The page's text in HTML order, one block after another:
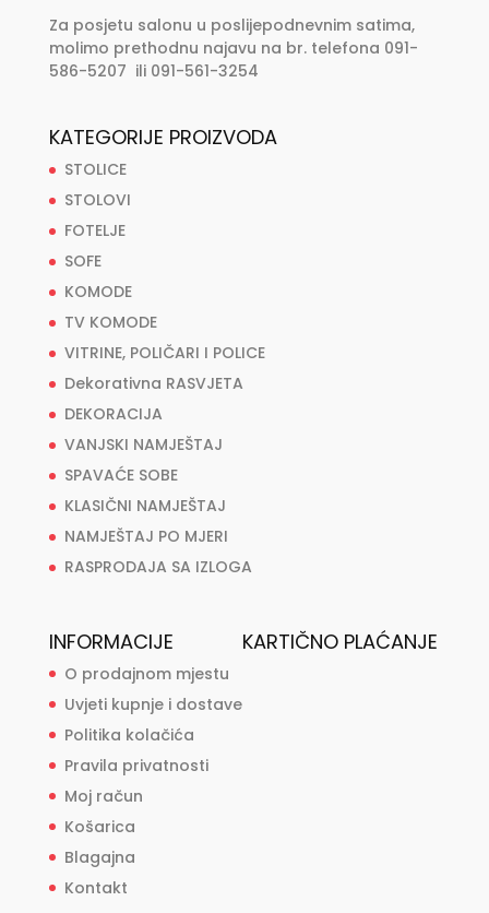
Za posjetu salonu u poslijepodnevnim satima,
molimo prethodnu najavu na br. telefona 091-
586-5207 ili 091-561-3254
KATEGORIJE PROIZVODA
STOLICE
STOLOVI
FOTELJE
SOFE
KOMODE
TV KOMODE
VITRINE, POLIČARI I POLICE
Dekorativna RASVJETA
DEKORACIJA
VANJSKI NAMJEŠTAJ
SPAVAĆE SOBE
KLASIČNI NAMJEŠTAJ
NAMJEŠTAJ PO MJERI
RASPRODAJA SA IZLOGA
INFORMACIJE
O prodajnom mjestu
Uvjeti kupnje i dostave
Politika kolačića
Pravila privatnosti
Moj račun
Košarica
Blagajna
Kontakt
KARTIČNO PLAĆANJE